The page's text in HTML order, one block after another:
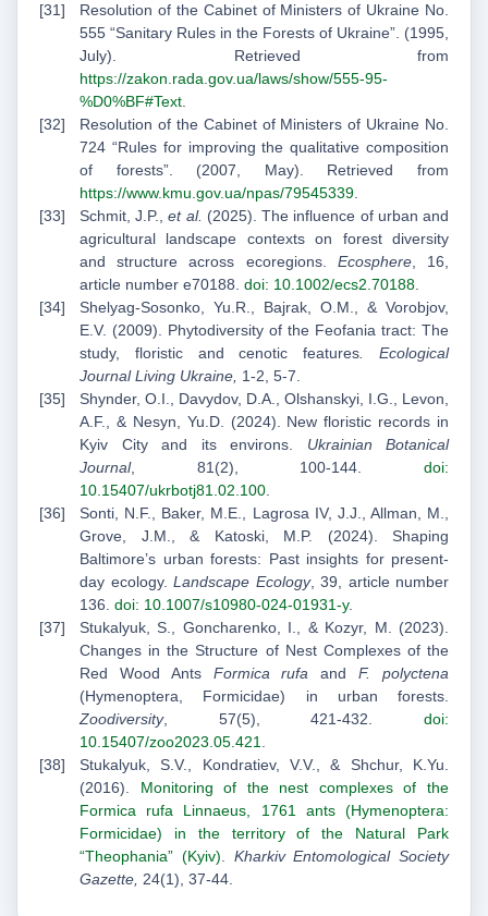
Resolution of the Cabinet of Ministers of Ukraine No.
555 “Sanitary Rules in the Forests of Ukraine”. (1995,
July). Retrieved from
https://zakon.rada.gov.ua/laws/show/555-95-
%D0%BF#Text.
Resolution of the Cabinet of Ministers of Ukraine No.
724 “Rules for improving the qualitative composition
of forests”. (2007, May). Retrieved from
https://www.kmu.gov.ua/npas/79545339.
Schmit, J.P.,et al. (2025). The influence of urban and
agricultural landscape contexts on forest diversity
and structure across ecoregions. Ecosphere, 16,
article number e70188. doi: 10.1002/ecs2.70188.
Shelyag-Sosonko, Yu.R., Bajrak, O.M., & Vorobjov,
E.V. (2009). Phytodiversity of the Feofania tract: The
study, floristic and cenotic features.Ecological
Journal Living Ukraine, 1-2, 5-7.
Shynder, O.I., Davydov, D.A., Olshanskyi, I.G., Levon,
A.F., & Nesyn, Yu.D. (2024). New floristic records in
Kyiv City and its environs. Ukrainian Botanical
Journal, 81(2), 100-144. doi:
10.15407/ukrbotj81.02.100.
Sonti, N.F., Baker, M.E., Lagrosa IV, J.J., Allman, M.,
Grove, J.M., & Katoski, M.P. (2024). Shaping
Baltimore’s urban forests: Past insights for present-
day ecology. Landscape Ecology, 39, article number
136. doi: 10.1007/s10980-024-01931-y.
Stukalyuk, S., Goncharenko, I., & Kozyr, M. (2023).
Changes in the Structure of Nest Complexes of the
Red Wood Ants Formica rufa andF. polyctena
(Hymenoptera, Formicidae) in urban forests.
Zoodiversity, 57(5), 421-432. doi:
10.15407/zoo2023.05.421.
Stukalyuk, S.V., Kondratiev, V.V., & Shchur, K.Yu.
(2016). Monitoring of the nest complexes of the
Formica rufa Linnaeus, 1761 ants (Hymenoptera:
Formicidae) in the territory of the Natural Park
“Theophania” (Kyiv). Kharkiv Entomological Society
Gazette, 24(1), 37-44.